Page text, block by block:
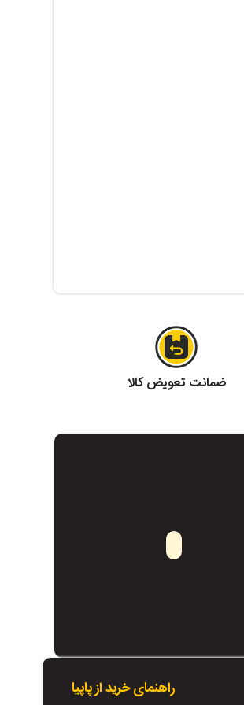
ضمانت تعویض کالا
راهنمای خرید از پاپیا